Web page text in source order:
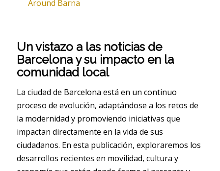
Around Barna
Un vistazo a las noticias de
Barcelona y su impacto en la
comunidad local
La ciudad de Barcelona está en un continuo
proceso de evolución, adaptándose a los retos de
la modernidad y promoviendo iniciativas que
impactan directamente en la vida de sus
ciudadanos. En esta publicación, exploraremos los
desarrollos recientes en movilidad, cultura y